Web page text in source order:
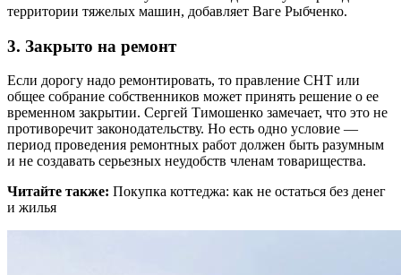
территории тяжелых машин, добавляет Ваге Рыбченко.
3. Закрыто на ремонт
Если дорогу надо ремонтировать, то правление СНТ или
общее собрание собственников может принять решение о ее
временном закрытии. Сергей Тимошенко замечает, что это не
противоречит законодательству. Но есть одно условие —
период проведения ремонтных работ должен быть разумным
и не создавать серьезных неудобств членам товарищества.
Читайте также: Покупка коттеджа: как не остаться без денег
и жилья